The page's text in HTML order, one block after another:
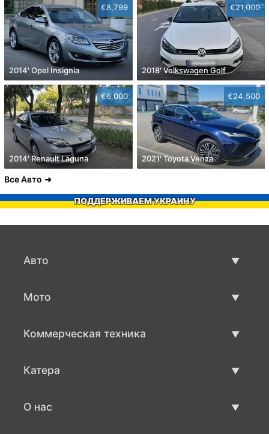
€8,799
2014' Opel Insignia
€21,000
2018' Volkswagen Golf
€6,000
2014' Renault Laguna
€24,500
2021' Toyota Venza
Все Авто
ПОДДЕРЖИВАЕМ УКРАИНУ
Авто
Мото
Коммерческая техника
Катера
О нас